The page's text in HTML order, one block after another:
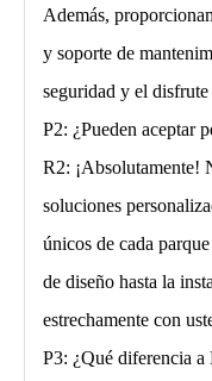
Además,
y soporte de
seguridad y el
P2: ¿Pueden aceptar
R2: ¡Absolutamente!
soluciones
únicos de cada
de diseño hasta la
estrechamente con
P3: ¿Qué diferencia a